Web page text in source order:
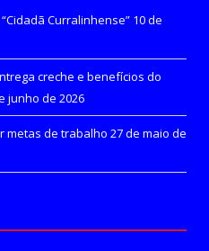
Curralinhense” 10 de
creche e benefícios do
junho de 2026
metas de trabalho 27 de maio de